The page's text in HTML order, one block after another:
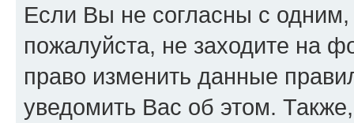
Если Вы не согласны с
пожалуйста, не заходите на
право изменить данные
уведомить Вас об этом.